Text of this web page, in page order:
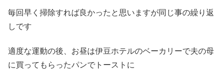
毎回早く掃除すれば良かったと思いますが同じ事の繰り返
しです
適度な運動の後、お昼は伊豆ホテルのベーカリーで夫の母
に買ってもらったパンでトーストに